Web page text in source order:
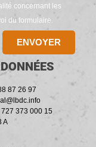
concernant les
du formulaire.
ENVOYER
87 26 97
373 000 15
A